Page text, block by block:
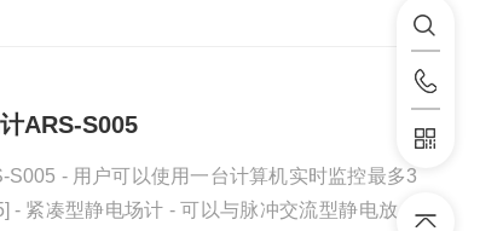
ARS-S005
- 用户可以使用一台计算机实时监控最多3
- 紧凑型静电场计 - 可以与脉冲交流型静电放电